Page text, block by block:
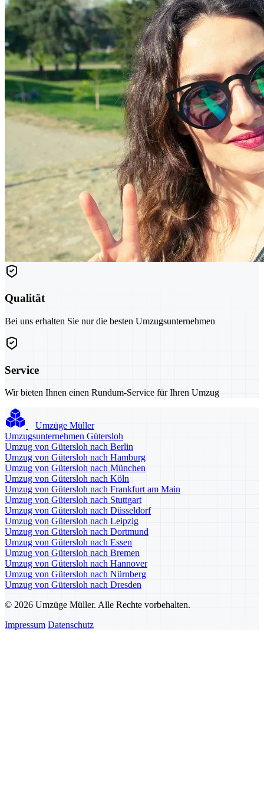
Qualität
Bei uns erhalten Sie nur die besten Umzugsunternehmen
Service
Wir bieten Ihnen einen Rundum-Service für Ihren Umzug
Umzüge Müller
Umzugsunternehmen Gütersloh
Umzug von Gütersloh nach Berlin
Umzug von Gütersloh nach Hamburg
Umzug von Gütersloh nach München
Umzug von Gütersloh nach Köln
Umzug von Gütersloh nach Frankfurt am Main
Umzug von Gütersloh nach Stuttgart
Umzug von Gütersloh nach Düsseldorf
Umzug von Gütersloh nach Leipzig
Umzug von Gütersloh nach Dortmund
Umzug von Gütersloh nach Essen
Umzug von Gütersloh nach Bremen
Umzug von Gütersloh nach Hannover
Umzug von Gütersloh nach Nürnberg
Umzug von Gütersloh nach Dresden
© 2026 Umzüge Müller. Alle Rechte vorbehalten.
Impressum Datenschutz